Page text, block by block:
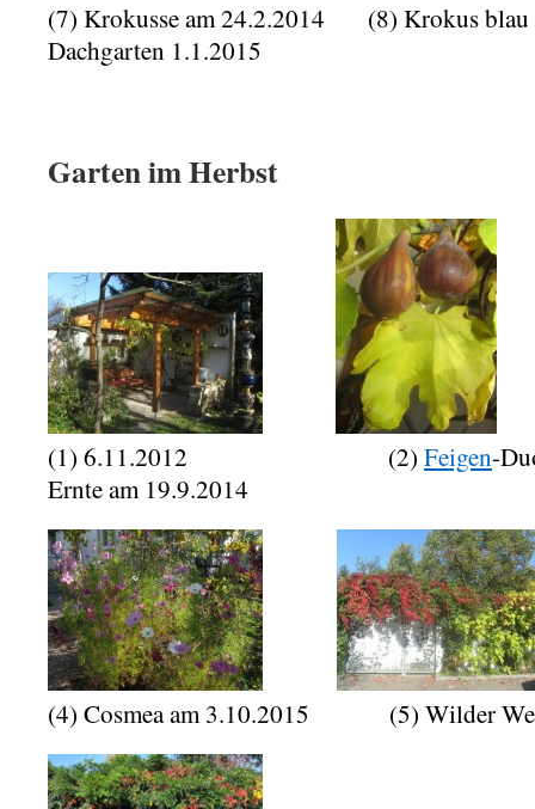
(7) Krokusse am 24.2.2014 (8) Krokus
Dachgarten 1.1.2015
Garten im Herbst
(1) 6.11.2012 (2) Feigen-
Ernte am 19.9.2014
(4) Cosmea am 3.10.2015 (5) Wilder